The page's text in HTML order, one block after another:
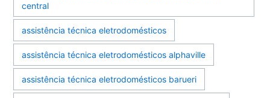
central
assistência técnica eletrodomésticos
assistência técnica eletrodomésticos alphaville
assistência técnica eletrodomésticos barueri